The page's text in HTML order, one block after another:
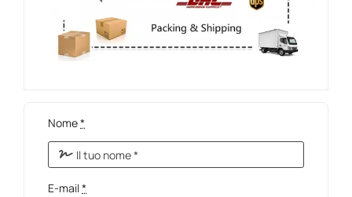
Nome*
E-mail*